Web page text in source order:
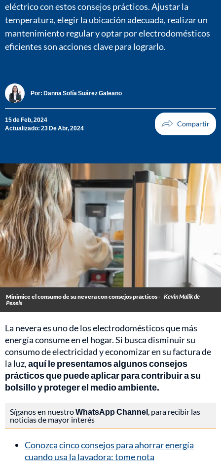
eléctrico con estos consejos prácticos. Ajustar la
temperatura, elegir la ubicación adecuada, realizar un
mantenimiento regular y optar por electrodomésticos
eficientes son acciones clave para lograrlo.
Por: Danna Sofía Suárez Galeano
15 de Feb, 2024
Actualizado: 23 De Abr, 2024
Minimice el consumo de su nevera con consejos prácticos - Kevin Malik de
Pexels
La nevera es uno de los electrodomésticos que más
energía consume en el hogar. Si busca disminuir su
consumo de electricidad y economizar en su factura de
la luz,aquí le presentamos algunos consejos
prácticos que puede aplicar para contribuir a su
bolsillo y proteger el medio ambiente.
Síganos en nuestroWhatsApp Channel, para recibir las
noticias de mayor interés
Conozca cinco consejos para ahorrar energía
cuando usa la lavadora: tome nota